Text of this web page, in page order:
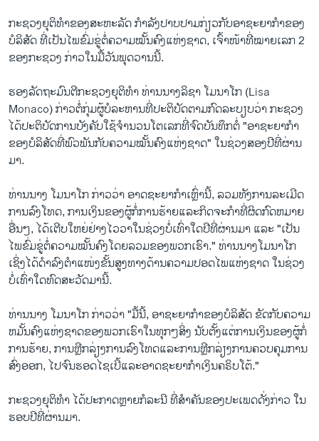
ລາຍງານ
ກະ​ຊວງ​ຍຸ​ຕິ​ທຳ​ຂອງ​ສະ​ຫະ​ລັດ ກຳ​ລັງ​ປາບ​ປາມ​ກ່ຽວກັບອາ​ຊະ​ຍາ​ກຳ​ຂອງ​
ບໍ​ລິ​ສັດ ທີ່​ເປັນ​ໄພ​ຂົ່ມ​ຂູ່​ຕໍ່​ຄວາມ​ໝັ້ນ​ຄົງ​ແຫ່ງ​ຊາດ, ເຈົ້າ​ໜ້າ​ທີ່​ໝາຍ​ເລກ​ 2
ຂອງກະຊວງ ​ກ່າວ​ໃນ​ມື້ວັນ​ພຸດ​ວານນີ້​.
ຮອງລັດຖະມົນຕີກະຊວງຍຸຕິທໍາ ທ່ານນາງລິຊາ ໂມນາໂກ (Lisa
Monaco) ກ່າວຕໍ່ກຸ່ມຜູ້ບໍລະຫານທີ່ປະຕິບັດຕາມກົດລະບຽບວ່າ ກະຊວງ
ໄດ້ປະຕິບັດການບັງຄັບໃຊ້ຈໍານວນໂຕເລກທີ່ຈົດບັນທຶກຕໍ່ "ອາຊະຍາກໍາ
ຂອງບໍລິສັດທີ່ພົວພັນກັບຄວາມໝັ້ນຄົງແຫ່ງຊາດ" ໃນຊ່ວງສອງປີທີ່ຜ່ານ
ມາ.
ທ່ານນາງ ໂມນາໂກ ກ່າວວ່າ ອາດຊະຍາກໍາເຫຼົ່ານີ້, ລວມທັງການລະເມີດ
ການລົງໂທດ, ການເງິນຂອງຜູ້ກໍ່ການຮ້າຍແລະກິດຈະກໍາທີ່ຜິດກົດຫມາຍ
ອື່ນໆ, ໄດ້ເຕີບໃຫຍ່ຢ່າງໄວວາໃນຊ່ວງບໍ່ເທົ່າໃດປີທີ່ຜ່ານມາ ແລະ "ເປັນ
ໄພຂົ່ມຂູ່ຕໍ່ຄວາມໝັ້ນຄົງໂດຍລວມຂອງພວກເຮົາ." ທ່ານນາງໂມ​ນາ​ໂກ ​
ເຊິ່ງໄດ້ດໍາລົງຕຳ​ແໜ່ງຂັ້ນສູງທາງດ້ານ​ຄວາມ​ປອດ​ໄພ​ແຫ່ງ​ຊາດ​ ​ໃນ​ຊ່ວງ
ບໍ່ເທົ່າໃດທົດ​ສະ​ວັດມານີ້.
ທ່ານນາງ ໂມນາໂກ ກ່າວວ່າ "ມື້ນີ້, ອາຊະຍາກໍາຂອງບໍລິສັດ ຂັດກັບຄວາມ
ຫມັ້ນຄົງແຫ່ງຊາດຂອງພວກເຮົາໃນທຸກໆສິ່ງ ນັບຕັ້ງແຕ່ການເງິນຂອງຜູ້ກໍ່
ການຮ້າຍ, ການຫຼີກລ່ຽງການລົງໂທດແລະການຫຼີກລ່ຽງການຄວບຄຸມການ
ສົ່ງອອກ, ໄປຈົນຮອດໄຊເບີ້ແລະອາດຊະຍາກໍາເງິນຄຣິບໂຕ້."
ກະຊວງຍຸຕິທໍາ ໄດ້ປະກາດຫຼາຍກໍລະນີ ທີ່ສໍາຄັນຂອງປະເພດດັ່ງກ່າວ ໃນ
ຮອບປີທີ່ຜ່ານມາ.